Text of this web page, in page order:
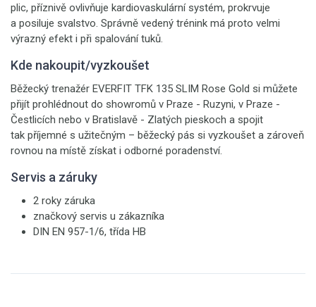
plic, příznivě ovlivňuje kardiovaskulární systém, prokrvuje
a posiluje svalstvo. Správně vedený trénink má proto velmi
výrazný efekt i při spalování tuků.
Kde nakoupit/vyzkoušet
Běžecký trenažér EVERFIT TFK 135 SLIM Rose Gold si můžete
přijít prohlédnout do showromů v Praze - Ruzyni, v Praze -
Čestlicích nebo v Bratislavě - Zlatých pieskoch a spojit
tak příjemné s užitečným – běžecký pás si vyzkoušet a zároveň
rovnou na místě získat i odborné poradenství.
Servis a záruky
2 roky záruka
značkový servis u zákazníka
DIN EN 957-1/6, třída HB